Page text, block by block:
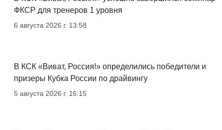
ФКСР для тренеров 1 уровня
6 августа 2026 г. 13:58
В КСК «Виват, Россия!» определились победители и
призеры Кубка России по драйвингу
5 августа 2026 г. 16:15